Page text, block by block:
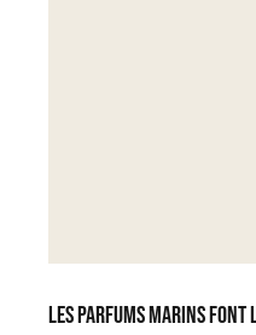
Les parfums marins